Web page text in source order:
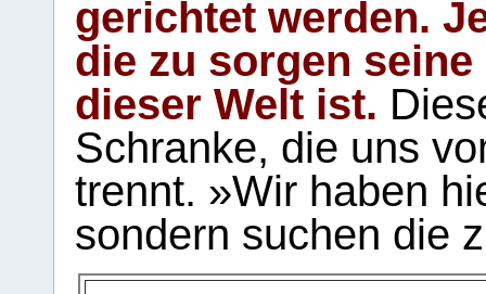
gerichtet werden.
die zu sorgen
dieser Welt ist.
Schranke, die uns
trennt. »Wir haben
sondern suchen die